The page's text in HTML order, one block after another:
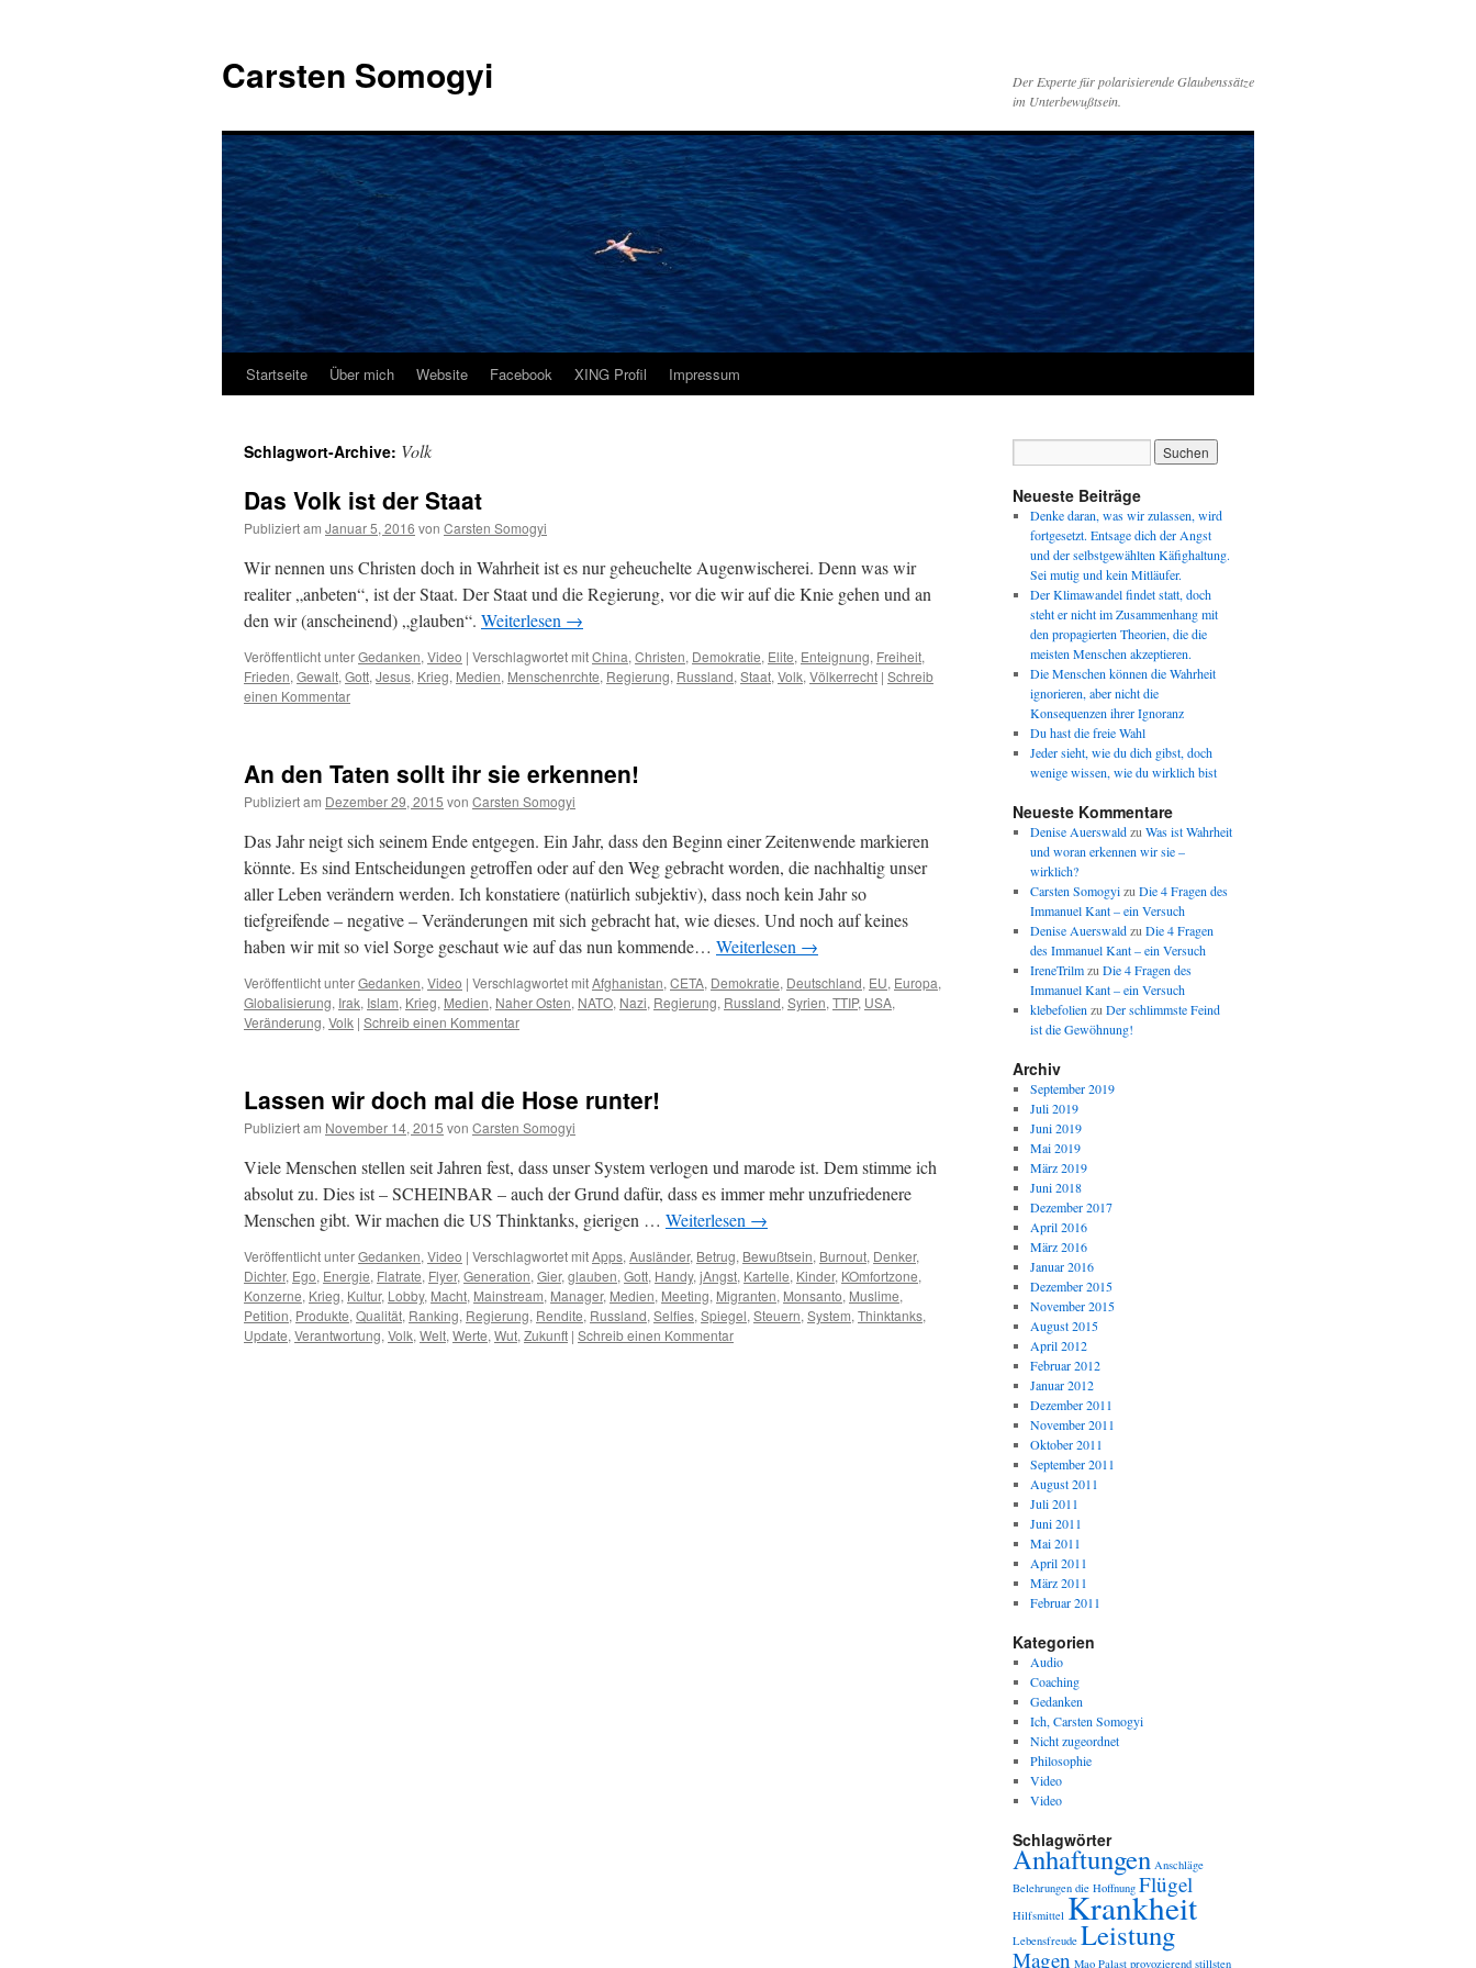
Carsten Somogyi
Der Experte für polarisierende Glaubenssätze
im Unterbewußtsein.
Zum
springen
Startseite Über mich Website Facebook XING Profil Impressum
Schlagwort-Archive: Volk
Das Volk ist der Staat
Publiziert am Januar 5, 2016 von Carsten Somogyi
Wir nennen uns Christen doch in Wahrheit ist es nur geheuchelte Augenwischerei. Denn was wir
realiter „anbeten“, ist der Staat. Der Staat und die Regierung, vor die wir auf die Knie gehen und an
den wir (anscheinend) „glauben“. Weiterlesen →
Veröffentlicht unterGedanken, Video | Verschlagwortet mitChina, Christen, Demokratie, Elite, Enteignung, Freiheit,
Frieden, Gewalt, Gott, Jesus, Krieg, Medien, Menschenrchte, Regierung, Russland, Staat, Volk, Völkerrecht | Schreib
einen Kommentar
An den Taten sollt ihr sie erkennen!
Publiziert am Dezember 29, 2015 von Carsten Somogyi
Das Jahr neigt sich seinem Ende entgegen. Ein Jahr, dass den Beginn einer Zeitenwende markieren
könnte. Es sind Entscheidungen getroffen oder auf den Weg gebracht worden, die nachhaltig unser
aller Leben verändern werden. Ich konstatiere (natürlich subjektiv), dass noch kein Jahr so
tiefgreifende – negative – Veränderungen mit sich gebracht hat, wie dieses. Und noch auf keines
haben wir mit so viel Sorge geschaut wie auf das nun kommende… Weiterlesen →
Veröffentlicht unterGedanken, Video | Verschlagwortet mitAfghanistan, CETA, Demokratie, Deutschland, EU, Europa,
Globalisierung, Irak, Islam, Krieg, Medien, Naher Osten, NATO, Nazi, Regierung, Russland, Syrien, TTIP, USA,
Veränderung, Volk | Schreib einen Kommentar
Lassen wir doch mal die Hose runter!
Publiziert am November 14, 2015 von Carsten Somogyi
Viele Menschen stellen seit Jahren fest, dass unser System verlogen und marode ist. Dem stimme ich
absolut zu. Dies ist – SCHEINBAR – auch der Grund dafür, dass es immer mehr unzufriedenere
Menschen gibt. Wir machen die US Thinktanks, gierigen … Weiterlesen →
Veröffentlicht unterGedanken, Video | Verschlagwortet mitApps, Ausländer, Betrug, Bewußtsein, Burnout, Denker,
Dichter, Ego, Energie, Flatrate, Flyer, Generation, Gier, glauben, Gott, Handy, jAngst, Kartelle, Kinder, KOmfortzone,
Konzerne, Krieg, Kultur, Lobby, Macht, Mainstream, Manager, Medien, Meeting, Migranten, Monsanto, Muslime,
Petition, Produkte, Qualität, Ranking, Regierung, Rendite, Russland, Selfies, Spiegel, Steuern, System, Thinktanks,
Update, Verantwortung, Volk, Welt, Werte, Wut, Zukunft | Schreib einen Kommentar
Neueste Beiträge
Denke daran, was wir zulassen, wird
fortgesetzt. Entsage dich der Angst
und der selbstgewählten Käfighaltung.
Sei mutig und kein Mitläufer.
Der Klimawandel findet statt, doch
steht er nicht im Zusammenhang mit
den propagierten Theorien, die die
meisten Menschen akzeptieren.
Die Menschen können die Wahrheit
ignorieren, aber nicht die
Konsequenzen ihrer Ignoranz
Du hast die freie Wahl
Jeder sieht, wie du dich gibst, doch
wenige wissen, wie du wirklich bist
Neueste Kommentare
Denise Auerswaldzu Was ist Wahrheit
und woran erkennen wir sie –
wirklich?
Carsten Somogyizu Die 4 Fragen des
Immanuel Kant – ein Versuch
Denise Auerswaldzu Die 4 Fragen
des Immanuel Kant – ein Versuch
IreneTrilmzu Die 4 Fragen des
Immanuel Kant – ein Versuch
klebefolien zu Der schlimmste Feind
ist die Gewöhnung!
Archiv
September 2019
Juli 2019
Juni 2019
Mai 2019
März 2019
Juni 2018
Dezember 2017
April 2016
März 2016
Januar 2016
Dezember 2015
November 2015
August 2015
April 2012
Februar 2012
Januar 2012
Dezember 2011
November 2011
Oktober 2011
September 2011
August 2011
Juli 2011
Juni 2011
Mai 2011
April 2011
März 2011
Februar 2011
Kategorien
Audio
Coaching
Gedanken
Ich, Carsten Somogyi
Nicht zugeordnet
Philosophie
Video
Video
Schlagwörter
Anhaftungen Anschläge
Belehrungen die Hoffnung Flügel
Hilfsmittel Krankheit
Lebensfreude Leistung
Magen Mao Palast provozierend stillsten